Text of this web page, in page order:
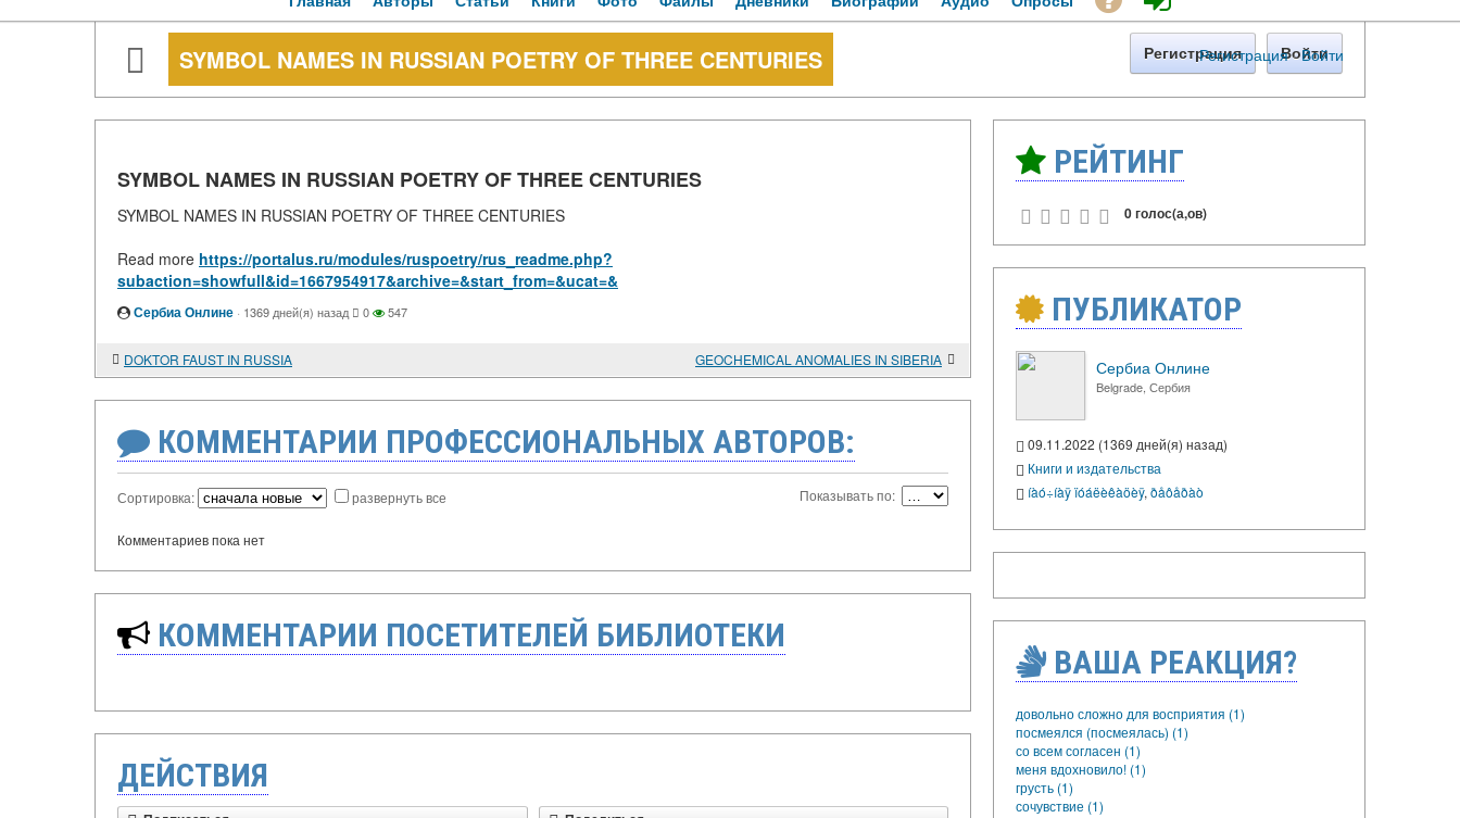
Регистрация · Войти
SYMBOL NAMES IN RUSSIAN POETRY OF THREE CENTURIES Регистрация Войти
SYMBOL NAMES IN RUSSIAN POETRY OF THREE CENTURIES
SYMBOL NAMES IN RUSSIAN POETRY OF THREE CENTURIES
Read more https://portalus.ru/modules/ruspoetry/rus_readme.php?
subaction=showfull&id=1667954917&archive=&start_from=&ucat=&
Сербиа Онлине · 1369 дней(я) назад 0 547
DOKTOR FAUST IN RUSSIA GEOCHEMICAL ANOMALIES IN SIBERIA
КОММЕНТАРИИ ПРОФЕССИОНАЛЬНЫХ АВТОРОВ:
Сортировка: развернуть все Показывать по:
Комментариев пока нет
КОММЕНТАРИИ ПОСЕТИТЕЛЕЙ БИБЛИОТЕКИ
ДЕЙСТВИЯ
РЕЙТИНГ
0 голос(а,ов)
ПУБЛИКАТОР
Сербиа Онлине
Belgrade, Сербия
09.11.2022 (1369 дней(я) назад)
Книги и издательства
íàó÷íàÿ ïóáëèêàöèÿ, ðåôåðàò
ВАША РЕАКЦИЯ?
довольно сложно для восприятия (1)
посмеялся (посмеялась) (1)
со всем согласен (1)
меня вдохновило! (1)
грусть (1)
сочувствие (1)